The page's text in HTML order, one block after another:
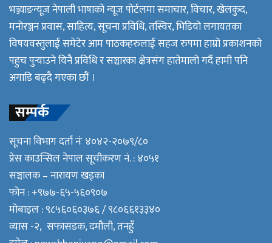
भञ्ज्याङन्यूज नेपाली भाषाको न्यूज पोर्टलमा समाचार, विचार, खेलकुद,
मनोरञ्जन प्रवास, साहित्य, सूचना प्रविधि, तस्विर, भिडियो लगायतका
विषयवस्तुलाई समेटेर आम पाठकहरुलाई सहज रुपमा हाम्रो प्रकाशनको
पहुच पुर्‍याउने यिनै प्रविधि र सञ्चारका क्षेत्रसंग हातेमालो गर्दै हामी पनि
अगाडि बढ्दै गएका छौं ।
सम्पर्क
सूचना विभाग दर्ता नंः ४०४२-२०७९/८०
प्रेस काउन्सिल नेपाल सूचीकरण नं. : ४०५१
सञ्चालक – नारायण खड्का
फोन : +९७७-६५-५६०९०७
मोबाइल : ९८५६०६०३७६ / ९८०६६१३३४०
व्यास -२, सफासडक, दमौली, तनहुँ